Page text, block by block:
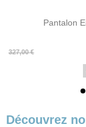
Pantalon
327,00 €
Prix
Prix
Découvrez